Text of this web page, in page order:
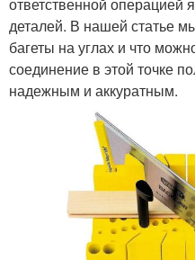
деталей. В нашей статье
багеты на углах и что
соединение в этой точке
надежным и аккуратным.